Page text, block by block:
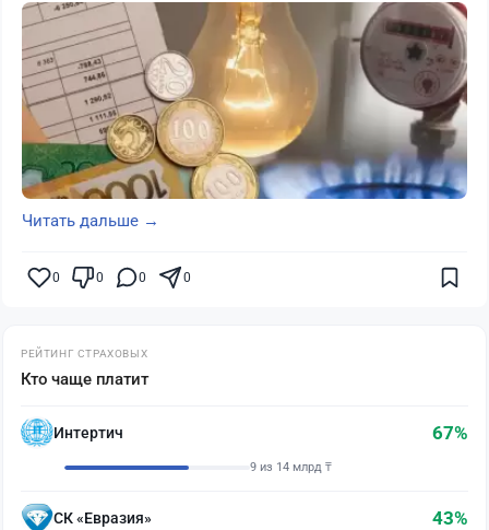
Читать дальше →
0 0 0 0
РЕЙТИНГ СТРАХОВЫХ
Кто чаще платит
Интертич 67%
9 из 14 млрд ₸
СК «Евразия» 43%